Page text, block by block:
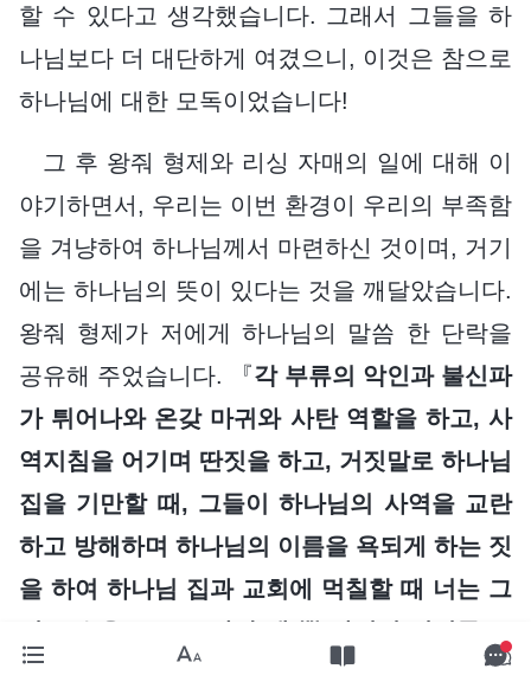
할 수 있다고 생각했습니다. 그래서 그들을 하
나님보다 더 대단하게 여겼으니, 이것은 참으로
하나님에 대한 모독이었습니다!
그 후 왕줘 형제와 리싱 자매의 일에 대해 이
야기하면서, 우리는 이번 환경이 우리의 부족함
을 겨냥하여 하나님께서 마련하신 것이며, 거기
에는 하나님의 뜻이 있다는 것을 깨달았습니다.
왕줘 형제가 저에게 하나님의 말씀 한 단락을
공유해 주었습니다. 『각 부류의 악인과 불신파
가 튀어나와 온갖 마귀와 사탄 역할을 하고, 사
역지침을 어기며 딴짓을 하고, 거짓말로 하나님
집을 기만할 때, 그들이 하나님의 사역을 교란
하고 방해하며 하나님의 이름을 욕되게 하는 짓
을 하여 하나님 집과 교회에 먹칠할 때 너는 그
런 모습을 보고도 화만 낼 뿐 나서서 정의를 구
현하고 악인을 폭로함으로써 교회 사역을 지키